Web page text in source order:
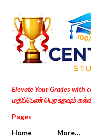
Elevate Your Grades with
மதிப்பெண் பெற உதவும்
Pages
Home
More…